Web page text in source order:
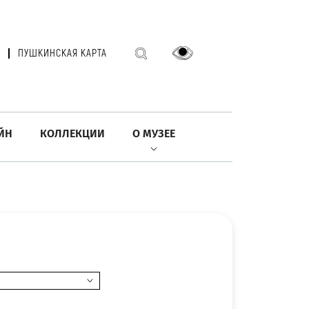
ПУШКИНСКАЯ КАРТА
КОЛЛЕКЦИИ О МУЗЕЕ